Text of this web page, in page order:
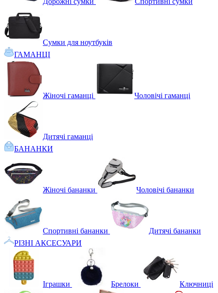
Сумки для ноутбуків
ГАМАНЦІ
Жіночі гаманці Чоловічі гаманці
Дитячі гаманці
БАНАНКИ
Жіночі бананки Чоловічі бананки
Спортивні бананки
Дитячі бананки
РІЗНІ АКСЕСУАРИ
Іграшки Брелоки Ключниці